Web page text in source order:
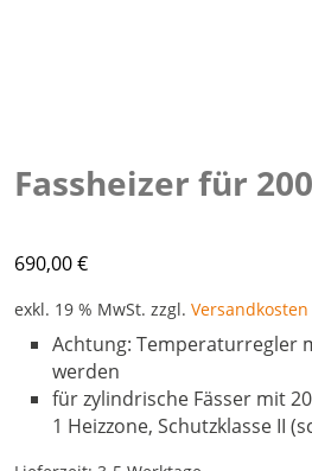
Fassheizer für
690,00€
exkl. 19 % MwSt. zzgl. Versandkosten
Achtung: Temperaturregler
werden
für zylindrische Fässer mit
1 Heizzone, Schutzklasse II